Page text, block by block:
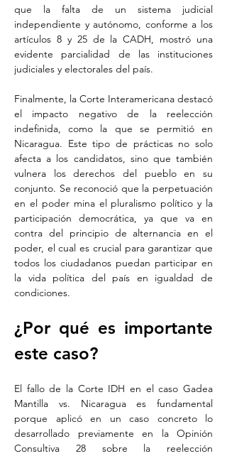
que la falta de un sistema judicial
independiente y autónomo, conforme a los
artículos 8 y 25 de la CADH, mostró una
evidente parcialidad de las instituciones
judiciales y electorales del país.
Finalmente, la Corte Interamericana destacó
el impacto negativo de la reelección
indefinida, como la que se permitió en
Nicaragua. Este tipo de prácticas no solo
afecta a los candidatos, sino que también
vulnera los derechos del pueblo en su
conjunto. Se reconoció que la perpetuación
en el poder mina el pluralismo político y la
participación democrática, ya que va en
contra del principio de alternancia en el
poder, el cual es crucial para garantizar que
todos los ciudadanos puedan participar en
la vida política del país en igualdad de
condiciones.
¿Por qué es importante
este caso?
El fallo de la Corte IDH en el caso Gadea
Mantilla vs. Nicaragua es fundamental
porque aplicó en un caso concreto lo
desarrollado previamente en la Opinión
Consultiva 28 sobre la reelección